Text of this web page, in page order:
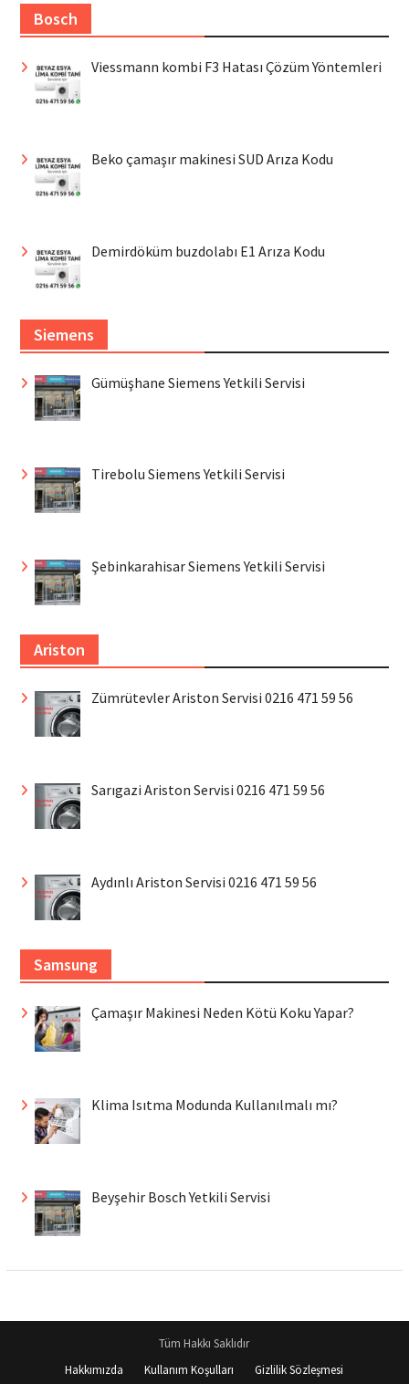
Bosch
Viessmann kombi F3 Hatası Çözüm Yöntemleri
Beko çamaşır makinesi SUD Arıza Kodu
Demirdöküm buzdolabı E1 Arıza Kodu
Siemens
Gümüşhane Siemens Yetkili Servisi
Tirebolu Siemens Yetkili Servisi
Şebinkarahisar Siemens Yetkili Servisi
Ariston
Zümrütevler Ariston Servisi 0216 471 59 56
Sarıgazi Ariston Servisi 0216 471 59 56
Aydınlı Ariston Servisi 0216 471 59 56
Samsung
Çamaşır Makinesi Neden Kötü Koku Yapar?
Klima Isıtma Modunda Kullanılmalı mı?
Beyşehir Bosch Yetkili Servisi
Tüm Hakkı Saklıdır
Hakkımızda
Kullanım Koşulları Gizlilik Sözleşmesi